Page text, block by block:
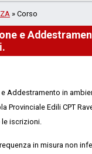
» Corso
e
Addestramento in
Provinciale Edili CPT
iscrizioni.
in misura non